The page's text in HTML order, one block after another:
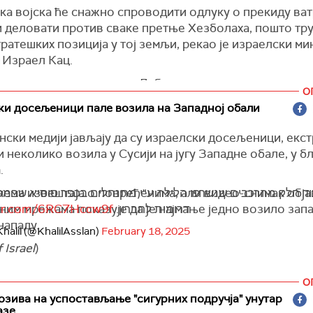
војска ће снажно спроводити одлуку о прекиду
деловати против сваке претње Хезболаха, пошто
позиција у тој земљи, рекао је израелски
Кац.
у тампон-зони у Либану на пет стратешких
да спроводи силу и без компромиса против било
стране Хезболаха", рекао је Кац.
да Хезболах мора да се повуче иза реке Литани, а
војска у обавези да разоружа ту милитантну групу
механизма успостављеног под вођством САД,
.
да је израелска војска посвећена осигуравању
за све заједнице на северу Израела.
досељеници пале возила на Западној обали
медији јављају да су израелски досељеници,
неколико возила у Сусији на југу Западне обале, у
извештаја о повређенима, али видео-снимак
мрежама показује да је најмање једно возило
Israel)
חלק מהרכבים שנשרפו הלילה ע"י מתנחלים בכפר סוסיא
דרומית לחברון.6RC7Hccw9f
(@KhalilAsslan) February 18, 2025
на успостављање "сигурних подручја" унутар